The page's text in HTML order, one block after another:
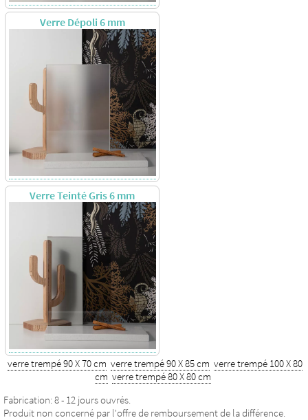
Verre Dépoli 6 mm
Verre Teinté Gris 6 mm
verre trempé 90 X 70 cm verre trempé 90 X 85 cm verre trempé 100 X 80
cm verre trempé 80 X 80 cm
Fabrication: 8 - 12 jours ouvrés.
Produit non concerné par l'offre de remboursement de la différence.